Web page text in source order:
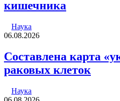
кишечника
Наука
06.08.2026
Составлена карта
раковых клеток
Наука